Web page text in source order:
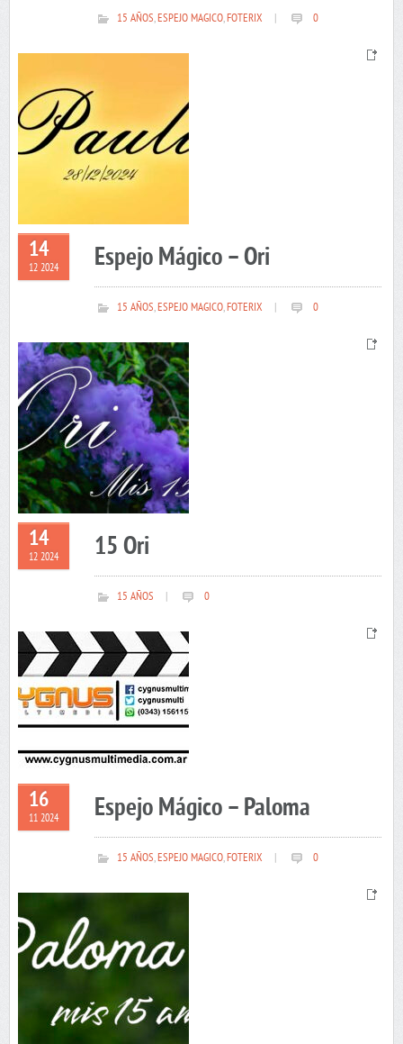
15 AÑOS,ESPEJO MAGICO,FOTERIX 0
14
12 2024 Espejo Mágico – Ori
15 AÑOS,ESPEJO MAGICO,FOTERIX 0
14
12 2024 15 Ori
15 AÑOS 0
16
11 2024 Espejo Mágico – Paloma
15 AÑOS,ESPEJO MAGICO,FOTERIX 0